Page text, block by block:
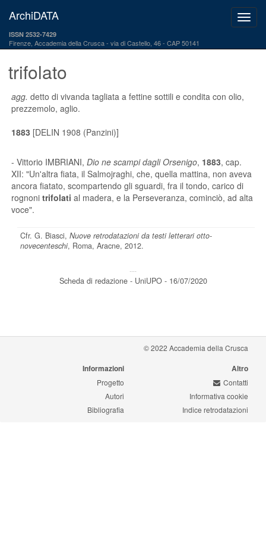
ArchiDATA
ISSN 2532-7429
Firenze, Accademia della Crusca via di Castello, 46 - CAP 50141
trifolato
agg. detto di vivanda tagliata a fettine sottili e condita con olio,
prezzemolo, aglio.
1883 [DELIN 1908 (Panzini)]
- Vittorio IMBRIANI, Dio ne scampi dagli Orsenigo, 1883, cap.
XII: "Un'altra fiata, il Salmojraghi, che, quella mattina, non aveva
ancora fiatato, scompartendo gli sguardi, fra il tondo, carico di
rognoni trifolati al madera, e la Perseveranza, cominciò, ad alta
voce".
Cfr. G. Biasci, Nuove retrodatazioni da testi letterari otto-
novecenteschi, Roma, Aracne, 2012.
---
Scheda di redazione - UniUPO - 16/07/2020
© 2022 Accademia della Crusca
Informazioni
Progetto
Autori
Bibliografia
Altro
Contatti
Informativa cookie
Indice retrodatazioni